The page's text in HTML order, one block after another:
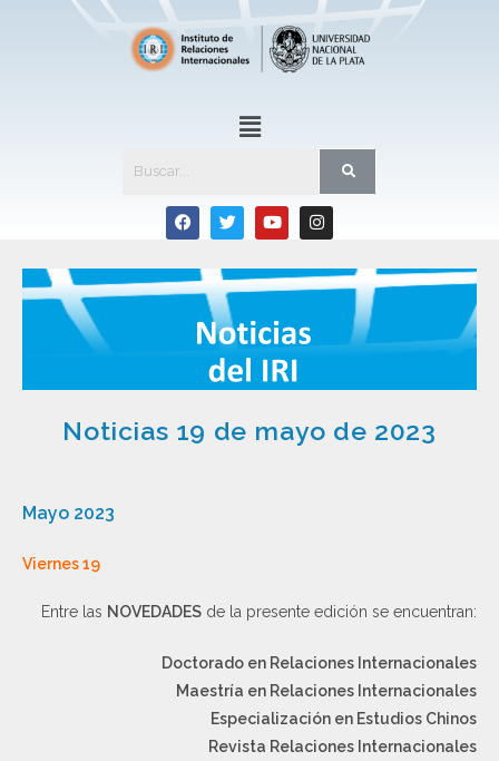
Noticias 19 de mayo de 2023
Mayo 2023
Viernes 19
Entre las NOVEDADES de la presente edición se encuentran:
Doctorado en Relaciones Internacionales
Maestría en Relaciones Internacionales
Especialización en Estudios Chinos
Revista Relaciones Internacionales